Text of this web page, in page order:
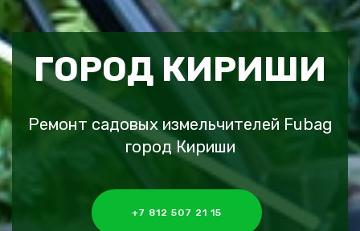
ГОРОД КИРИШИ
Ремонт садовых измельчителей Fubag
город Кириши
+7 812 507 21 15